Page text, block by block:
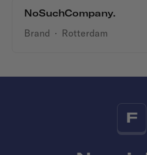
NoSuchCompany.
Brand · Rotterdam
F